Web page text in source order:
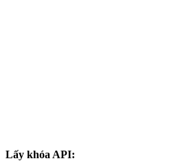
Lấy khóa API: